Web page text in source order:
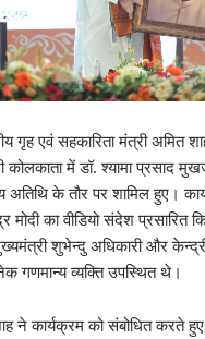
गृह एवं सहकारिता मंत्री अमित
कोलकाता में डॉ. श्यामा प्रसाद
अतिथि के तौर पर शामिल हुए।
मोदी का वीडियो संदेश
शुभेन्दु अधिकारी और
गणमान्य व्यक्ति उपस्थित थे।
ने कार्यक्रम को संबोधित करते हुए